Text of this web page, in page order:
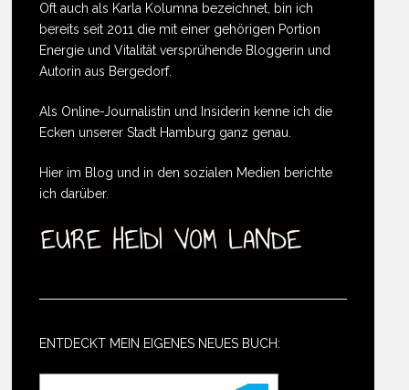
Oft auch als Karla Kolumna bezeichnet, bin ich
bereits seit 2011 die mit einer gehörigen Portion
Energie und Vitalität versprühende Bloggerin und
Autorin aus Bergedorf.
Als Online-Journalistin und Insiderin kenne ich die
Ecken unserer Stadt Hamburg ganz genau.
Hier im Blog und in den sozialen Medien berichte
ich darüber.
ENTDECKT MEIN EIGENES NEUES BUCH: